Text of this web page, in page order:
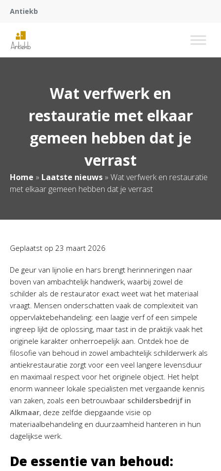
Antiekb
Wat verfwerk en
restauratie met elkaar
gemeen hebben dat je
verrast
Home » Laatste nieuws » Wat verfwerk en restauratie
met elkaar gemeen hebben dat je verrast
Geplaatst op 23 maart 2026
De geur van lijnolie en hars brengt herinneringen naar
boven van ambachtelijk handwerk, waarbij zowel de
schilder als de restaurator exact weet wat het materiaal
vraagt. Mensen onderschatten vaak de complexiteit van
oppervlaktebehandeling: een laagje verf of een simpele
ingreep lijkt de oplossing, maar tast in de praktijk vaak het
originele karakter onherroepelijk aan. Ontdek hoe de
filosofie van behoud in zowel ambachtelijk schilderwerk als
antiekrestauratie zorgt voor een veel langere levensduur
en maximaal respect voor het originele object. Het helpt
enorm wanneer lokale specialisten met vergaande kennis
van zaken, zoals een betrouwbaar schildersbedrijf in
Alkmaar, deze zelfde diepgaande visie op
materiaalbehandeling en duurzaamheid hanteren in hun
dagelijkse werk.
De essentie van behoud: